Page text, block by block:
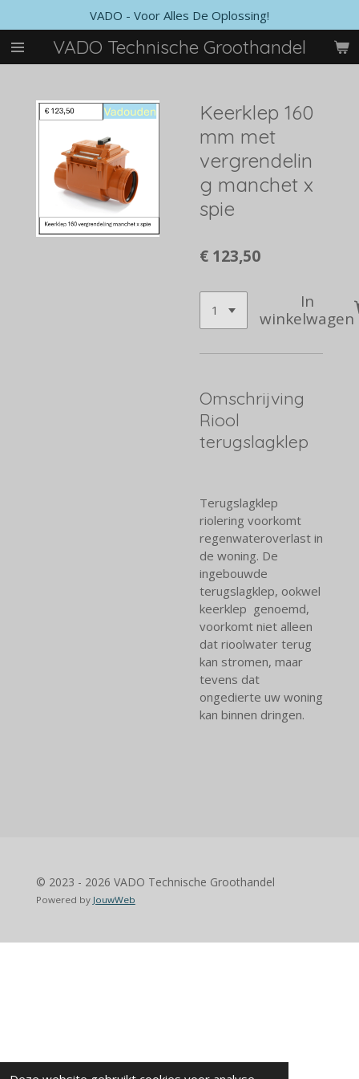
direct
naar
de
VADO Technische Groothandel
VADO - Voor Alles De Oplossing!
Keerklep 160
mm met
vergrendelin
g manchet x
spie
€ 123,50
In
winkelwagen
Omschrijving
Riool
terugslagklep
Terugslagklep
riolering voorkomt
regenwateroverlast in
de woning. De
ingebouwde
terugslagklep, ookwel
keerklep genoemd,
voorkomt niet alleen
dat rioolwater terug
kan stromen, maar
tevens dat
ongedierte uw woning
kan binnen dringen.
© 2023 - 2026 VADO Technische Groothandel
Powered by JouwWeb